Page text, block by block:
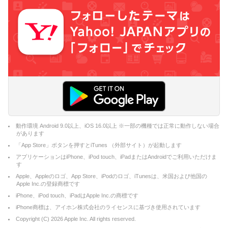
動作環境 Android 9.0以上、iOS 16.0以上 ※一部の機種では正常に動作しない場合
があります
「App Store」ボタンを押すとiTunes （外部サイト）が起動します
アプリケーションはiPhone、iPod touch、iPadまたはAndroidでご利用いただけま
す
Apple、Appleのロゴ、App Store、iPodのロゴ、iTunesは、米国および他国の
Apple Inc.の登録商標です
iPhone、iPod touch、iPadはApple Inc.の商標です
iPhone商標は、アイホン株式会社のライセンスに基づき使用されています
Copyright (C) 2026Apple Inc. All rights reserved.